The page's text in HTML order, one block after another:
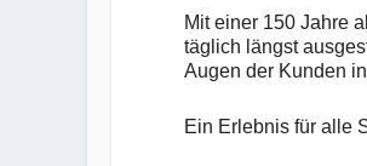
Mit einer 150 Jahre
täglich längst
Augen der Kunden
Ein Erlebnis für alle